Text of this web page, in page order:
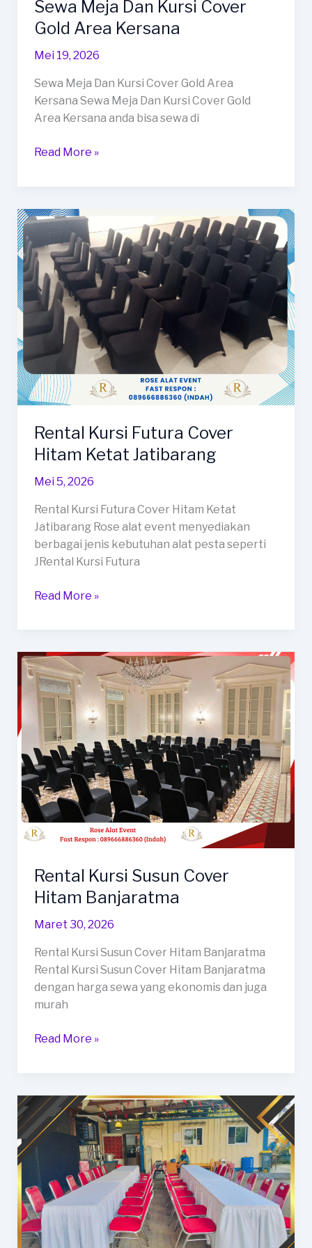
Sewa Meja Dan Kursi Cover
Gold Area Kersana
Mei 19, 2026
Sewa Meja Dan Kursi Cover Gold Area
Kersana Sewa Meja Dan Kursi Cover Gold
Area Kersana anda bisa sewa di
Sewa
Cover
Gold
Area
Kersana
Read More »
Rental Kursi Futura Cover
Hitam Ketat Jatibarang
Mei 5, 2026
Rental Kursi Futura Cover Hitam Ketat
Jatibarang Rose alat event menyediakan
berbagai jenis kebutuhan alat pesta seperti
JRental Kursi Futura
Rental
Hitam
Ketat
Jatibarang
Read More »
Rental Kursi Susun Cover
Hitam Banjaratma
Maret 30, 2026
Rental Kursi Susun Cover Hitam Banjaratma
Rental Kursi Susun Cover Hitam Banjaratma
dengan harga sewa yang ekonomis dan juga
murah
Rental
Hitam
Banjaratma
Read More »